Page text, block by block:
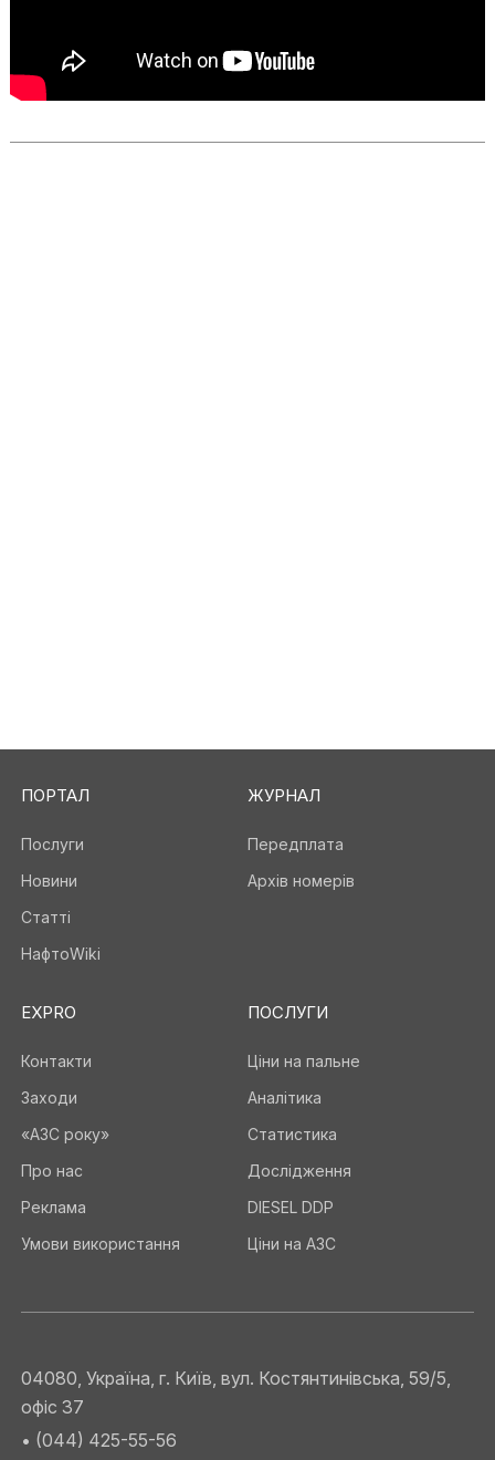
ПОРТАЛ
Послуги
Новини
Статті
НафтоWiki
ЖУРНАЛ
Передплата
Архів номерів
EXPRO
Контакти
Заходи
«АЗС року»
Про нас
Реклама
Умови використання
ПОСЛУГИ
Ціни на пальне
Аналітика
Статистика
Дослідження
DIESEL DDP
Ціни на АЗС
04080, Україна, г. Київ, вул. Костянтинівська, 59/5,
офіс 37
• (044) 425-55-56